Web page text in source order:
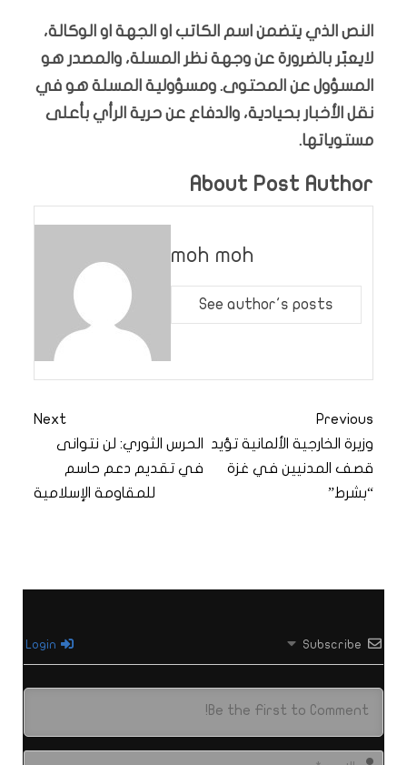
النص الذي يتضمن اسم الكاتب او الجهة او الوكالة،
لايعبّر بالضرورة عن وجهة نظر المسلة، والمصدر هو
المسؤول عن المحتوى. ومسؤولية المسلة هو في
نقل الأخبار بحيادية، والدفاع عن حرية الرأي بأعلى
مستوياتها.
About Post Author
moh moh
See author's posts
Previous
وزيرة الخارجية الألمانية تؤيد
قصف المدنيين في غزة
“بشرط”
Next
الحرس الثوري: لن نتوانى
في تقديم دعم حاسم
للمقاومة الإسلامية
Subscribe